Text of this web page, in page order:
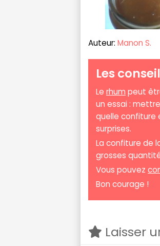
Auteur: Manon S.
Les
Le rhum peut
un essai :
quelle confiture
surprises.
La confiture de
grosses
Vous pouvez
Bon courage !
Laisser